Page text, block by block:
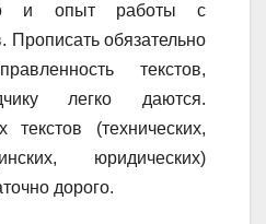
и опыт работы с
Прописать обязательно
текстов,
легко даются.
(технических,
юридических)
дорого.